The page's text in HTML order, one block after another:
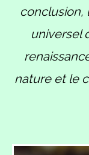
conclusion,
universel
nature et le